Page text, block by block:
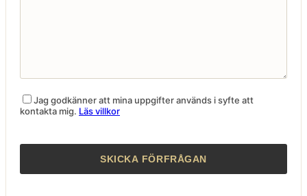
Jag godkänner att mina uppgifter används i syfte att
kontakta mig. Läs villkor